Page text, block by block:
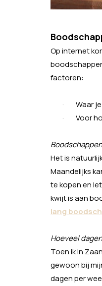
Op internet
factoren:
·
Waar
·
Voor
Boodschappen
Het is
Maandelijks
te kopen en
kwijt is aan
lang
Hoeveel
Toen ik in
gewoon bij
dagen per